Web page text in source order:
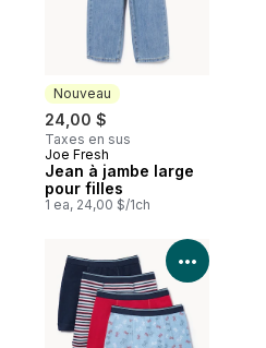
Nouveau
24,00 $
Taxes en sus
Nouveau
Joe Fresh
Jean à jambe large
pour filles
1 ea, 24,00 $/1ch
Voir